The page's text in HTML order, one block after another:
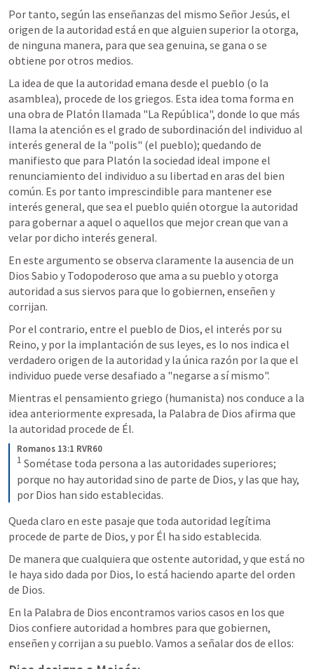
Por tanto, según las enseñanzas del mismo Señor Jesús, el
origen de la autoridad está en que alguien superior la otorga,
de ninguna manera, para que sea genuina, se gana o se
obtiene por otros medios.
La idea de que la autoridad emana desde el pueblo (o la
asamblea), procede de los griegos. Esta idea toma forma en
una obra de Platón llamada "La República", donde lo que más
llama la atención es el grado de subordinación del individuo al
interés general de la "polis" (el pueblo); quedando de
manifiesto que para Platón la sociedad ideal impone el
renunciamiento del individuo a su libertad en aras del bien
común. Es por tanto imprescindible para mantener ese
interés general, que sea el pueblo quién otorgue la autoridad
para gobernar a aquel o aquellos que mejor crean que van a
velar por dicho interés general.
En este argumento se observa claramente la ausencia de un
Dios Sabio y Todopoderoso que ama a su pueblo y otorga
autoridad a sus siervos para que lo gobiernen, enseñen y
corrijan.
Por el contrario, entre el pueblo de Dios, el interés por su
Reino, y por la implantación de sus leyes, es lo nos indica el
verdadero origen de la autoridad y la única razón por la que el
individuo puede verse desafiado a "negarse a sí mismo".
Mientras el pensamiento griego (humanista) nos conduce a la
idea anteriormente expresada, la Palabra de Dios afirma que
la autoridad procede de Él.
Romanos 13:1 RVR60
1 Sométase toda persona a las autoridades superiores;
porque no hay autoridad sino de parte de Dios, y las que hay,
por Dios han sido establecidas.
Queda claro en este pasaje que toda autoridad legítima
procede de parte de Dios, y por Él ha sido establecida.
De manera que cualquiera que ostente autoridad, y que está no
le haya sido dada por Dios, lo está haciendo aparte del orden
de Dios.
En la Palabra de Dios encontramos varios casos en los que
Dios confiere autoridad a hombres para que gobiernen,
enseñen y corrijan a su pueblo. Vamos a señalar dos de ellos: